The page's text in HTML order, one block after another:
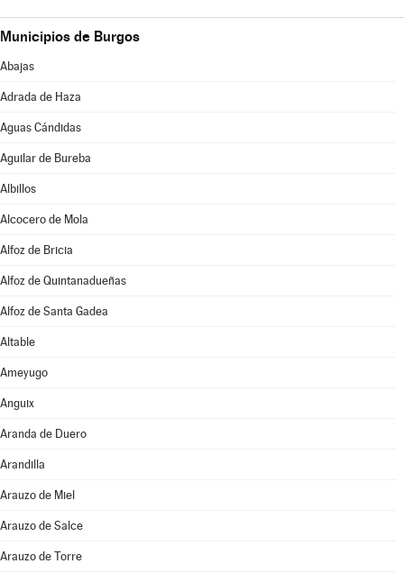
Municipios de Burgos
Abajas
Adrada de Haza
Aguas Cándidas
Aguilar de Bureba
Albillos
Alcocero de Mola
Alfoz de Bricia
Alfoz de Quintanadueñas
Alfoz de Santa Gadea
Altable
Ameyugo
Anguix
Aranda de Duero
Arandilla
Arauzo de Miel
Arauzo de Salce
Arauzo de Torre